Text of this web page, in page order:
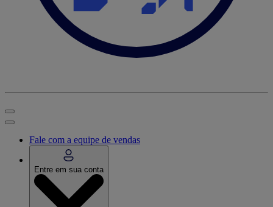
Fale com a equipe de vendas
Entre em sua conta